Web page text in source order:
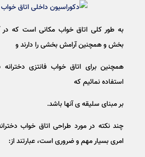
به طور کلی اتاق خواب مکانی است که
بخش و همچنین آرامش بخشی را دارند و
همچنین برای اتاق خواب فانتزی دخترانه
استفاده نمائیم که
بر مبنای سلیقه ی آنها باشد.
چند نکته در مورد طراحی اتاق خواب
امری بسیار مهم و ضروری است، عبارتند از: